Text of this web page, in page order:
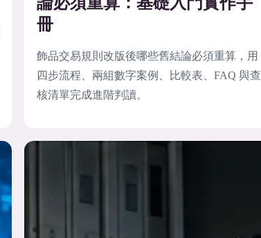
冊
飾品交易規則改版後哪些舊結論必須重算，用
四步流程、兩組數字案例、比較表、FAQ 與查
核清單完成進階判讀。